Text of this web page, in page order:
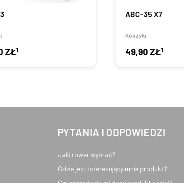
ZŁ1
ABC-35 X7
Koszyki
49,90 ZŁ1
PYTANIA I ODPOWIEDZI
Jaki rower wybrać?
Gdzie jest interesujący mnie produkt?